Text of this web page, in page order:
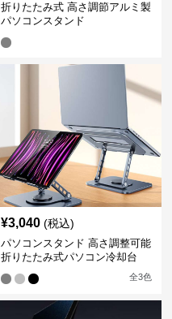
折りたたみ式 高さ調節アルミ製
パソコンスタンド
¥3,040 (税込)
パソコンスタンド 高さ調整可能
折りたたみ式パソコン冷却台
全3色